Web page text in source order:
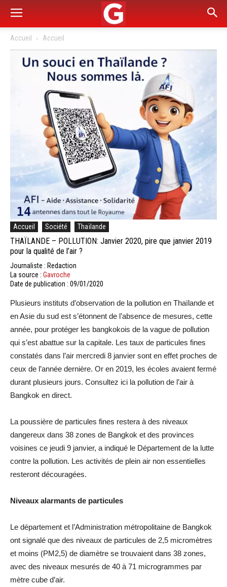
Accueil Accueil
Accueil Société Thaïlande
THAÏLANDE – POLLUTION: Janvier 2020, pire que janvier 2019
pour la qualité de l’air ?
Journaliste : Redaction
La source : Gavroche
Date de publication : 09/01/2020
Plusieurs instituts d’observation de la pollution en Thaïlande et
en Asie du sud est s’étonnent de l’absence de mesures, cette
année, pour protéger les bangkokois de la vague de pollution
qui s’est abattue sur la capitale. Les taux de particules fines
constatés dans l’air mercredi 8 janvier sont en effet proches de
ceux de l’année dernière. Or en 2019, les écoles avaient fermé
durant plusieurs jours. Consultez ici la pollution de l’air à
Bangkok en direct.
La poussière de particules fines restera à des niveaux
dangereux dans 38 zones de Bangkok et des provinces
voisines ce jeudi 9 janvier, a indiqué le Département de la lutte
contre la pollution. Les activités de plein air non essentielles
resteront découragées.
Niveaux alarmants de particules
Le département et l’Administration métropolitaine de Bangkok
ont ​​signalé que des niveaux de particules de 2,5 micromètres
et moins (PM2,5) de diamètre se trouvaient dans 38 zones,
avec des niveaux mesurés de 40 à 71 microgrammes par
mètre cube d’air.